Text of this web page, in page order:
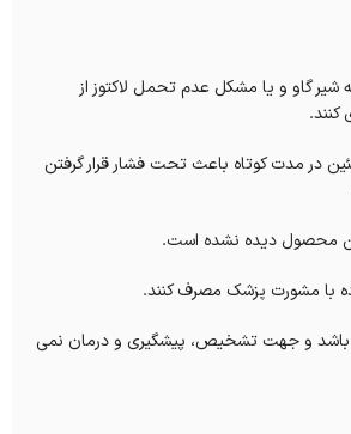
شیر گاو و یا مشکل عدم تحمل لاکتوز از
کنند.
در مدت کوتاه باعث تحت فشار قرار گرفتن
محصول دیده نشده است.
با مشورت پزشک مصرف کنند.
باشد و جهت تشخیص، پیشگیری و درمان نمی